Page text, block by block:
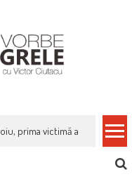
prima victimă a noi